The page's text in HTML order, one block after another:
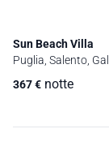
Sun Beach Villa
Puglia, Salento,
367€ notte